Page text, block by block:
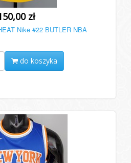
zł
Nike #22 BUTLER NBA
do koszyka